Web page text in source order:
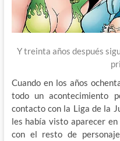
Y treinta años después
Cuando en los años
todo un acontecimiento
contacto con la Liga de la
les había visto aparecer
con el resto de